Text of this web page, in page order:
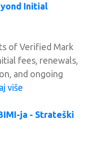
Initial
of Verified Mark
fees, renewals,
and ongoing
više
ja - Strateški